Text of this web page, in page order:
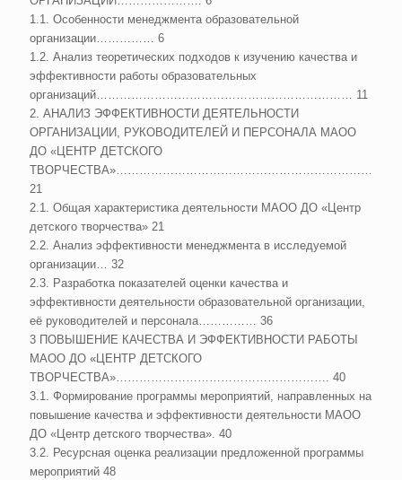
1.1. Особенности менеджмента образовательной
организации…………… 6
1.2. Анализ теоретических подходов к изучению качества и
эффективности работы образовательных
организаций………………………………………………………… 11
2. АНАЛИЗ ЭФФЕКТИВНОСТИ ДЕЯТЕЛЬНОСТИ
ОРГАНИЗАЦИИ, РУКОВОДИТЕЛЕЙ И ПЕРСОНАЛА МАОО
ДО «ЦЕНТР ДЕТСКОГО
ТВОРЧЕСТВА»……………………………………………………………..
21
2.1. Общая характеристика деятельности МАОО ДО «Центр
детского творчества» 21
2.2. Анализ эффективности менеджмента в исследуемой
организации… 32
2.3. Разработка показателей оценки качества и
эффективности деятельности образовательной организации,
её руководителей и персонала…………… 36
3 ПОВЫШЕНИЕ КАЧЕСТВА И ЭФФЕКТИВНОСТИ РАБОТЫ
МАОО ДО «ЦЕНТР ДЕТСКОГО
ТВОРЧЕСТВА»………………………………………………. 40
3.1. Формирование программы мероприятий, направленных на
повышение качества и эффективности деятельности МАОО
ДО «Центр детского творчества». 40
3.2. Ресурсная оценка реализации предложенной программы
мероприятий 48